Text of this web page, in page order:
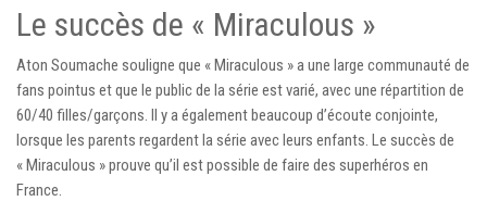
Le succès de « Miraculous »
Aton Soumache souligne que « Miraculous » a une large communauté de
fans pointus et que le public de la série est varié, avec une répartition de
60/40 filles/garçons. Il y a également beaucoup d’écoute conjointe,
lorsque les parents regardent la série avec leurs enfants. Le succès de
« Miraculous » prouve qu’il est possible de faire des superhéros en
France.